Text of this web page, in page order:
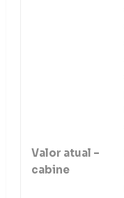
Valor atual –
cabine